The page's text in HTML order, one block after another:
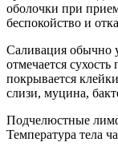
оболочки при
беспокойство и
Саливация обычно
отмечается
покрывается
слизи, муцина,
Подчелюстные
Температура тела